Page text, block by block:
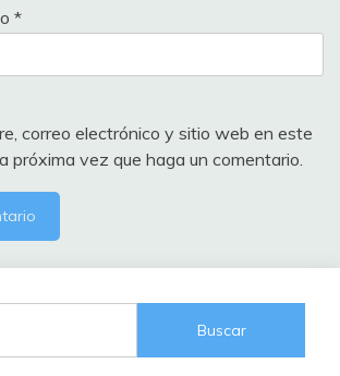
*
correo electrónico y sitio web en este
próxima vez que haga un comentario.